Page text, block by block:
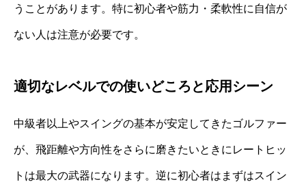
うことがあります。特に初心者や筋力・柔軟性に自信が
ない人は注意が必要です。
適切なレベルでの使いどころと応用シーン
中級者以上やスイングの基本が安定してきたゴルファー
が、飛距離や方向性をさらに磨きたいときにレートヒッ
トは最大の武器になります。逆に初心者はまずはスイン